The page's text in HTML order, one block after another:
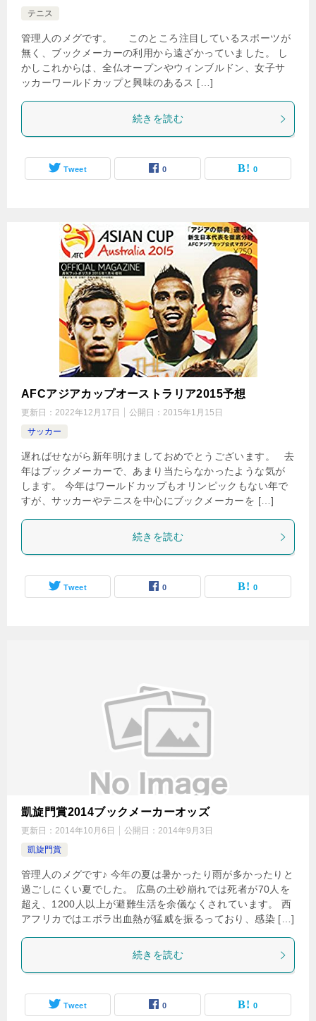
テニス
管理人のメグです。 このところ注目しているスポーツが
無く、ブックメーカーの利用から遠ざかっていました。 し
かしこれからは、全仏オープンやウィンブルドン、女子サ
ッカーワールドカップと興味のあるス […]
続きを読む
Tweet 0 0
AFCアジアカップオーストラリア2015予想
更新日： 2022年12月17日 公開日： 2015年1月15日
サッカー
遅ればせながら新年明けましておめでとうございます。 去
年はブックメーカーで、あまり当たらなかったような気が
します。 今年はワールドカップもオリンピックもない年で
すが、サッカーやテニスを中心にブックメーカーを […]
続きを読む
Tweet 0 0
凱旋門賞2014ブックメーカーオッズ
更新日： 2014年10月6日 公開日： 2014年9月3日
凱旋門賞
管理人のメグです♪ 今年の夏は暑かったり雨が多かったりと
過ごしにくい夏でした。 広島の土砂崩れでは死者が70人を
超え、1200人以上が避難生活を余儀なくされています。 西
アフリカではエボラ出血熱が猛威を振るっており、感染 […]
続きを読む
Tweet 0 0